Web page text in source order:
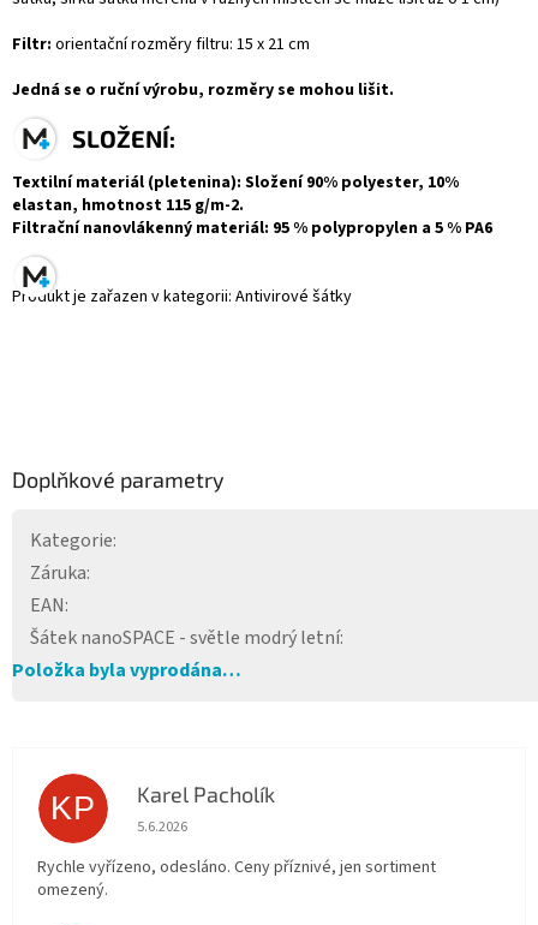
Filtr: orientační rozměry filtru: 15 x 21 cm
Jedná se o ruční výrobu, rozměry se mohou lišit.
SLOŽENÍ:
Textilní materiál (pletenina): Složení 90% polyester, 10%
elastan, hmotnost 115 g/m-2.
Filtrační nanovlákenný materiál: 95 % polypropylen a 5 % PA6
Produkt je zařazen v kategorii: Antivirové šátky
Doplňkové parametry
Kategorie:
Záruka:
EAN:
Šátek nanoSPACE - světle modrý letní:
Položka byla vyprodána…
KP Karel Pacholík
Hodnocení obchodu je 4 z 5 hvězdiček.
5.6.2026
Rychle vyřízeno, odesláno. Ceny příznivé, jen sortiment
omezený.